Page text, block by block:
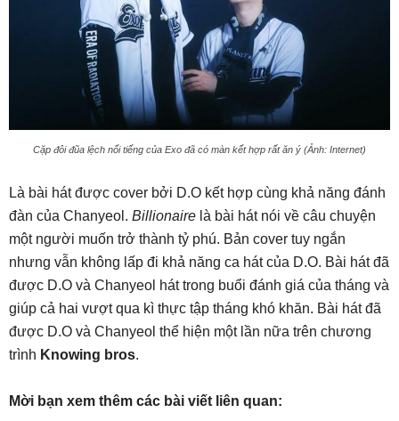
Cặp đôi đũa lệch nổi tiếng của Exo đã có màn kết hợp rất ăn ý (Ảnh: Internet)
Là bài hát được cover bởi D.O kết hợp cùng khả năng đánh
đàn của Chanyeol. Billionaire là bài hát nói về câu chuyện
một người muốn trở thành tỷ phú. Bản cover tuy ngắn
nhưng vẫn không lấp đi khả năng ca hát của D.O. Bài hát đã
được D.O và Chanyeol hát trong buổi đánh giá của tháng và
giúp cả hai vượt qua kì thực tập tháng khó khăn. Bài hát đã
được D.O và Chanyeol thể hiện một lần nữa trên chương
trình Knowing bros.
Mời bạn xem thêm các bài viết liên quan: